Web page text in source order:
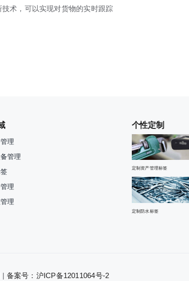
术，可以实现对货物的实时跟踪
理
管理
理
理
个性定制
定制资产管理标签
定制防水标签
| 备案号：沪ICP备12011064号-2